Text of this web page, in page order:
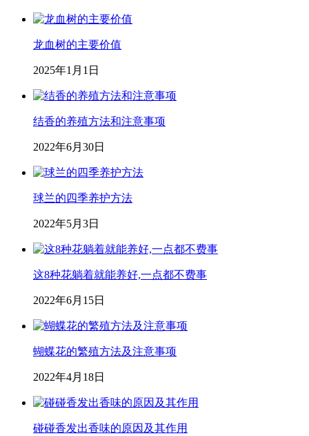
龙血树的主要价值
2025年1月1日
结香的养殖方法和注意事项
2022年6月30日
球兰的四季养护方法
2022年5月3日
这8种花躺着就能养好,一点都不费事
2022年6月15日
蝴蝶花的繁殖方法及注意事项
2022年4月18日
碰碰香发出香味的原因及其作用